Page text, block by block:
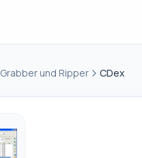
Grabber und Ripper CDex